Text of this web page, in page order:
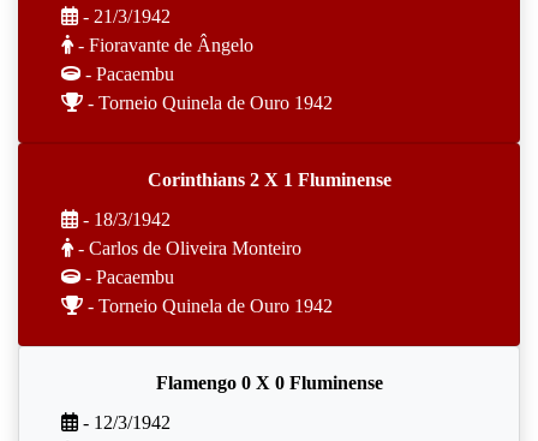
- 21/3/1942
- Fioravante de Ângelo
- Pacaembu
- Torneio Quinela de Ouro 1942
Corinthians 2 X 1 Fluminense
- 18/3/1942
- Carlos de Oliveira Monteiro
- Pacaembu
- Torneio Quinela de Ouro 1942
Flamengo 0 X 0 Fluminense
- 12/3/1942